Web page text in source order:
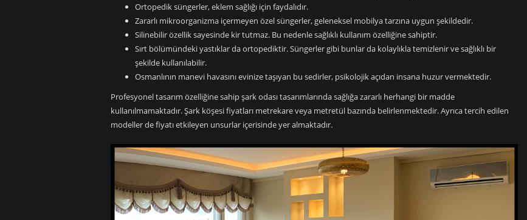
Ortopedik süngerler, eklem sağlığı için faydalıdır.
Zararlı mikroorganizma içermeyen özel süngerler, geleneksel mobilya tarzına uygun şekildedir.
Silinebilir özellik sayesinde kir tutmaz. Bu nedenle sağlıklı kullanım özelliğine sahiptir.
Sırt bölümündeki yastıklar da ortopediktir. Süngerler gibi bunlar da kolaylıkla temizlenir ve sağlıklı bir
şekilde kullanılabilir.
Osmanlının manevi havasını evinize taşıyan bu sedirler, psikolojik açıdan insana huzur vermektedir.
Profesyonel tasarım özelliğine sahip şark odası tasarımlarında sağlığa zararlı herhangi bir madde
kullanılmamaktadır. Şark köşesi fiyatları metrekare veya metretül bazında belirlenmektedir. Ayrıca tercih edilen
modeller de fiyatı etkileyen unsurlar içerisinde yer almaktadır.